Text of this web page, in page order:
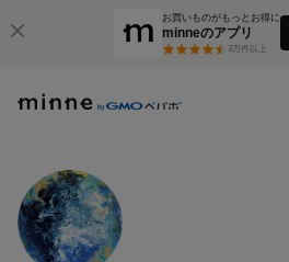
お買いものがもっとお得に
minneのアプリ
3万件以上